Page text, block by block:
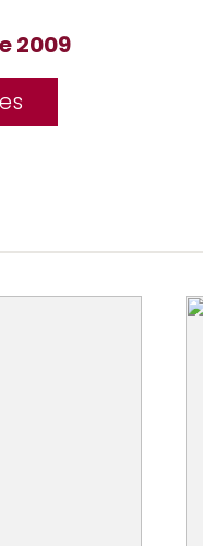
2009